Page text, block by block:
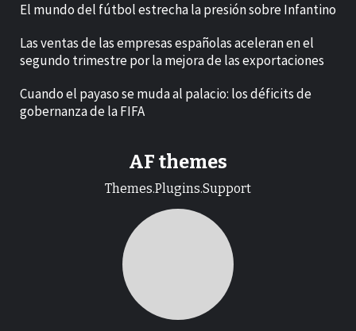
El mundo del fútbol estrecha la presión sobre Infantino
Las ventas de las empresas españolas aceleran en el
segundo trimestre por la mejora de las exportaciones
Cuando el payaso se muda al palacio: los déficits de
gobernanza de la FIFA
AF themes
Themes.Plugins.Support